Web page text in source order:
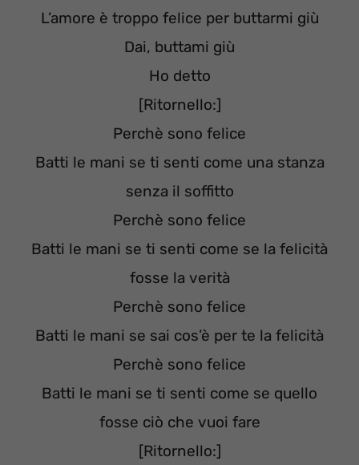
L’amore è troppo felice per buttarmi giù
Dai, buttami giù
Ho detto
[Ritornello:]
Perchè sono felice
Batti le mani se ti senti come una stanza
senza il soffitto
Perchè sono felice
Batti le mani se ti senti come se la felicità
fosse la verità
Perchè sono felice
Batti le mani se sai cos’è per te la felicità
Perchè sono felice
Batti le mani se ti senti come se quello
fosse ciò che vuoi fare
[Ritornello:]